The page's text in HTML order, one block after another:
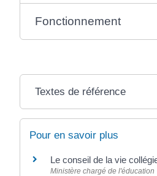
Fonctionnement
Textes de référence
Pour en savoir plus
Le conseil de la vie
Ministère chargé de l'éducation